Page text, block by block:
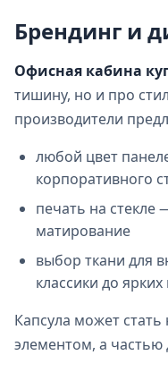
Брендинг и
Офисная кабина
тишину, но и про
производители
любой цвет
корпоративного
печать на стекле
матирование
выбор ткани для
классики до
Капсула может
элементом, а частью